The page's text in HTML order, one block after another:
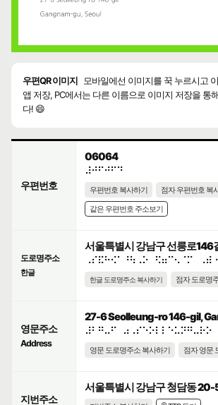
우편QR 이미지
모바일에선 이미지를 꾹 누르시고
앱 저장, PC에서는 다른 이름으로 이미지 저장을 통
다! 😄
우편번호
06064
⠼⠚⠋⠚⠋⠙
우편번호 복사하기 점자 우편번호 복
같은 우편번호 주소보기
도로명주소
한글
서울특별시 강남구 선릉로146
한글 도로명주소 복사하기 점자 도로명
영문주소
Address
27-6 Seolleung-ro 146-gil,
영문 도로명주소 복사하기 점자 영문
지번주소
서울특별시 강남구 청담동 20-